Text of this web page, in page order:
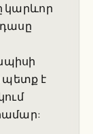
կարևոր
դասը
պետք է